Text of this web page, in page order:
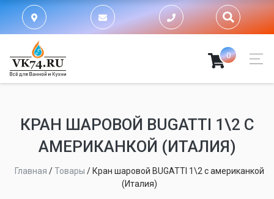
0
КРАН ШАРОВОЙ BUGATTI 1\2 С
АМЕРИКАНКОЙ (ИТАЛИЯ)
Главная /Товары / Кран шаровой BUGATTI 1\2 с американкой
(Италия)